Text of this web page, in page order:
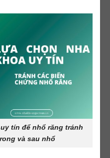
tín để nhổ răng tránh
và sau nhổ